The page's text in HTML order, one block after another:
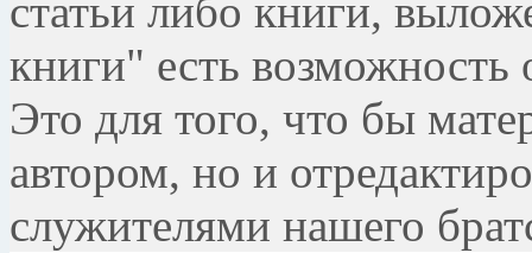
статьи либо книги,
книги" есть возможность
Это для того, что бы
автором, но и
служителями нашего